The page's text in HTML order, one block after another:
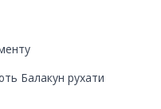
Балакун рухати